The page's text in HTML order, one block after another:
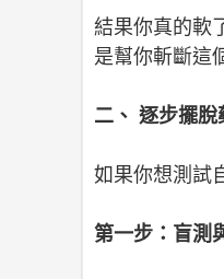
結果你真的軟
是幫你斬斷這
二、 逐步擺脫
如果你想測試
第一步：盲測